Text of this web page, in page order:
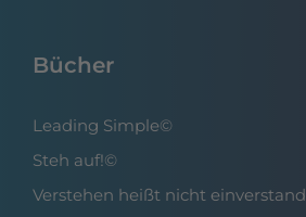
Bücher
Leading Simple©
Steh auf!©
Verstehen heißt nicht